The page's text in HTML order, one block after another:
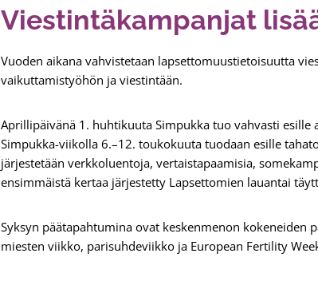
Viestintäkampanjat
Vuoden aikana vahvistetaan lapsettomuustietoisuutta
vaikuttamistyöhön ja viestintään.
Aprillipäivänä 1. huhtikuuta Simpukka tuo vahvasti
Simpukka-viikolla 6.–12. toukokuuta tuodaan esille
järjestetään verkkoluentoja, vertaistapaamisia,
ensimmäistä kertaa järjestetty Lapsettomien lauantai
Syksyn päätapahtumina ovat keskenmenon kokeneiden
miesten viikko, parisuhdeviikko ja European Fertility